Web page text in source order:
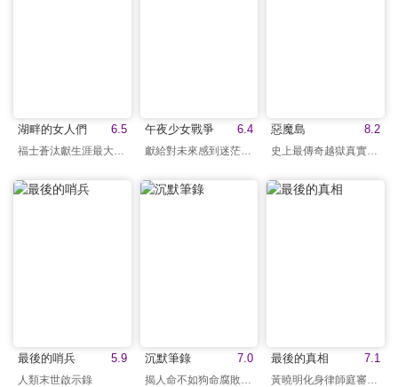
6.5
湖畔的女人們
福士蒼汰獻生涯最大尺度
6.4
午夜少女戰爭
獻給對未來感到迷茫的你
8.2
惡魔島
史上最傳奇越獄真實改編
5.9
最後的哨兵
人類末世啟示錄
7.0
沉默筆錄
揭人命不如狗命腐敗真相
7.1
最後的真相
黃曉明化身律師庭審交鋒